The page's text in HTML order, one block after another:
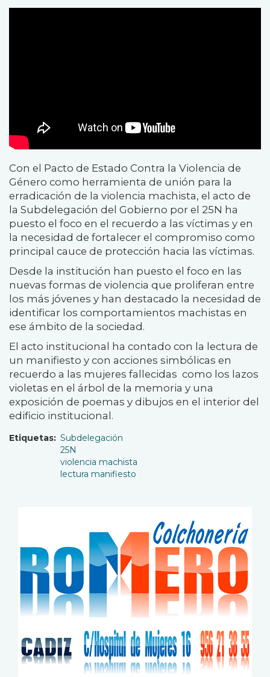
Con el Pacto de Estado Contra la Violencia de
Género como herramienta de unión para la
erradicación de la violencia machista, el acto de
la Subdelegación del Gobierno por el 25N ha
puesto el foco en el recuerdo a las víctimas y en
la necesidad de fortalecer el compromiso como
principal cauce de protección hacia las víctimas.
Desde la institución han puesto el foco en las
nuevas formas de violencia que proliferan entre
los más jóvenes y han destacado la necesidad de
identificar los comportamientos machistas en
ese ámbito de la sociedad.
El acto institucional ha contado con la lectura de
un manifiesto y con acciones simbólicas en
recuerdo a las mujeres fallecidas como los lazos
violetas en el árbol de la memoria y una
exposición de poemas y dibujos en el interior del
edificio institucional.
Etiquetas
Subdelegación
25N
violencia machista
lectura manifiesto